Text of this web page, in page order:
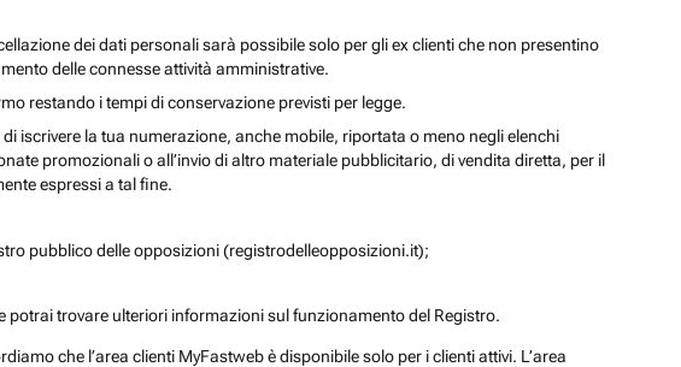
dei dati personali sarà possibile solo per gli ex clienti che non presentino
delle connesse attività amministrative.
restando i tempi di conservazione previsti per legge.
iscrivere la tua numerazione, anche mobile, riportata o meno negli elenchi
promozionali o all’invio di altro materiale pubblicitario, di vendita diretta, per il
espressi a tal fine.
pubblico delle opposizioni (registrodelleopposizioni.it);
potrai trovare ulteriori informazioni sul funzionamento del Registro.
che l’area clienti MyFastweb è disponibile solo per i clienti attivi. L’area